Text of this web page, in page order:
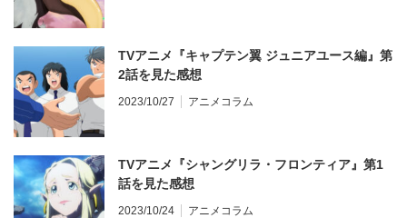
TVアニメ『キャプテン翼 ジュニアユース編』第
2話を見た感想
2023/10/27 アニメコラム
TVアニメ『シャングリラ・フロンティア』第1
話を見た感想
2023/10/24 アニメコラム